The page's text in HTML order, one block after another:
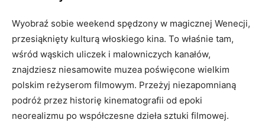
Wyobraź sobie weekend⁢ spędzony w magicznej Wenecji,
przesiąknięty kulturą włoskiego kina. To właśnie ⁣tam,⁣
wśród wąskich uliczek i malowniczych ‍kanałów,
znajdziesz⁣ niesamowite‌ muzea⁢ poświęcone wielkim
‍polskim reżyserom filmowym. Przeżyj ⁤niezapomnianą
‍podróż przez historię kinematografii‍ od epoki⁢
neorealizmu po współczesne dzieła ⁢sztuki filmowej.